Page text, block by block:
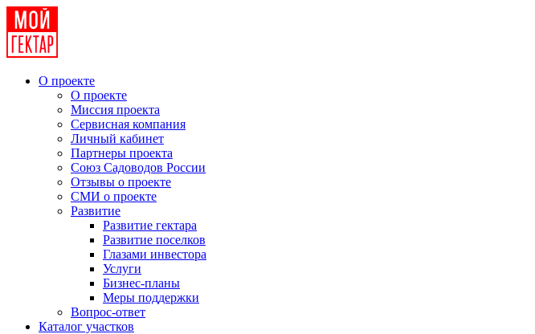
О проекте
О проекте
Миссия проекта
Сервисная компания
Личный кабинет
Партнеры проекта
Союз Садоводов России
Отзывы о проекте
СМИ о проекте
Развитие
Развитие гектара
Развитие поселков
Глазами инвестора
Услуги
Бизнес-планы
Меры поддержки
Вопрос-ответ
Каталог участков